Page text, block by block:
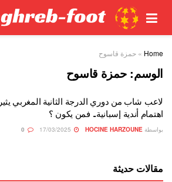
Home
» حمزة قاسوح
الوسم:حمزة قاسوح
لاعب شاب من دوري الدرجة الثانية المغربي يثير
اهتمام أندية إسبانية.. فمن يكون ؟
بواسطة HOCINE HARZOUNE
مقالات حديثة